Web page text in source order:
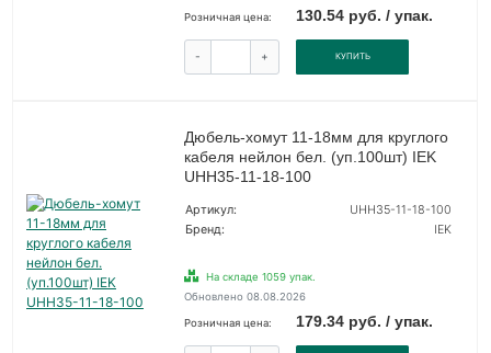
Розничная цена: 130.54 руб. / упак.
- + КУПИТЬ
Дюбель-хомут 11-18мм для круглого
кабеля нейлон бел. (уп.100шт) IEK
UHH35-11-18-100
Артикул:
UHH35-11-18-100
Бренд:
IEK
На складе 1059 упак.
Обновлено 08.08.2026
Розничная цена: 179.34 руб. / упак.